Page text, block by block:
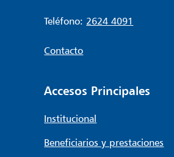
Teléfono: 2624 4091
Contacto
Accesos Principales
Institucional
Beneficiarios y prestaciones